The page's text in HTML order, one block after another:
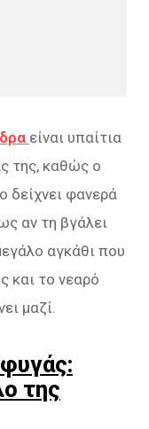
είναι υπαίτια
της, καθώς ο
δείχνει φανερά
αν τη βγάλει
αγκάθι που
και το νεαρό
μαζί.
της